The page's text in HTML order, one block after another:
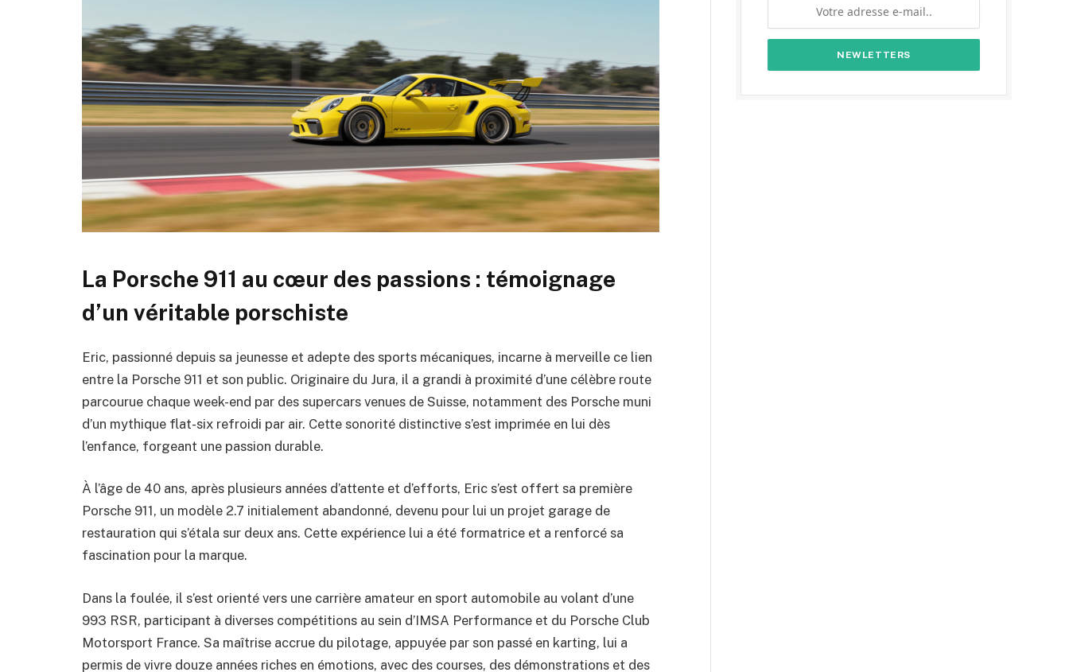
La Porsche 911 au cœur des passions : témoignage
d’un véritable porschiste
Eric, passionné depuis sa jeunesse et adepte des sports mécaniques, incarne à merveille ce lien
entre la Porsche 911 et son public. Originaire du Jura, il a grandi à proximité d’une célèbre route
parcourue chaque week-end par des supercars venues de Suisse, notamment des Porsche muni
d’un mythique flat-six refroidi par air. Cette sonorité distinctive s’est imprimée en lui dès
l’enfance, forgeant une passion durable.
À l’âge de 40 ans, après plusieurs années d’attente et d’efforts, Eric s’est offert sa première
Porsche 911, un modèle 2.7 initialement abandonné, devenu pour lui un projet garage de
restauration qui s’étala sur deux ans. Cette expérience lui a été formatrice et a renforcé sa
fascination pour la marque.
Dans la foulée, il s’est orienté vers une carrière amateur en sport automobile au volant d’une
993 RSR, participant à diverses compétitions au sein d’IMSA Performance et du Porsche Club
Motorsport France. Sa maîtrise accrue du pilotage, appuyée par son passé en karting, lui a
permis de vivre douze années riches en émotions, avec des courses, des démonstrations et des